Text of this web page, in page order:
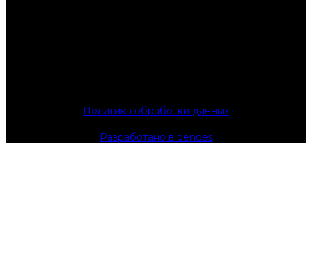
Политика обработки данных
Разработано в dendes